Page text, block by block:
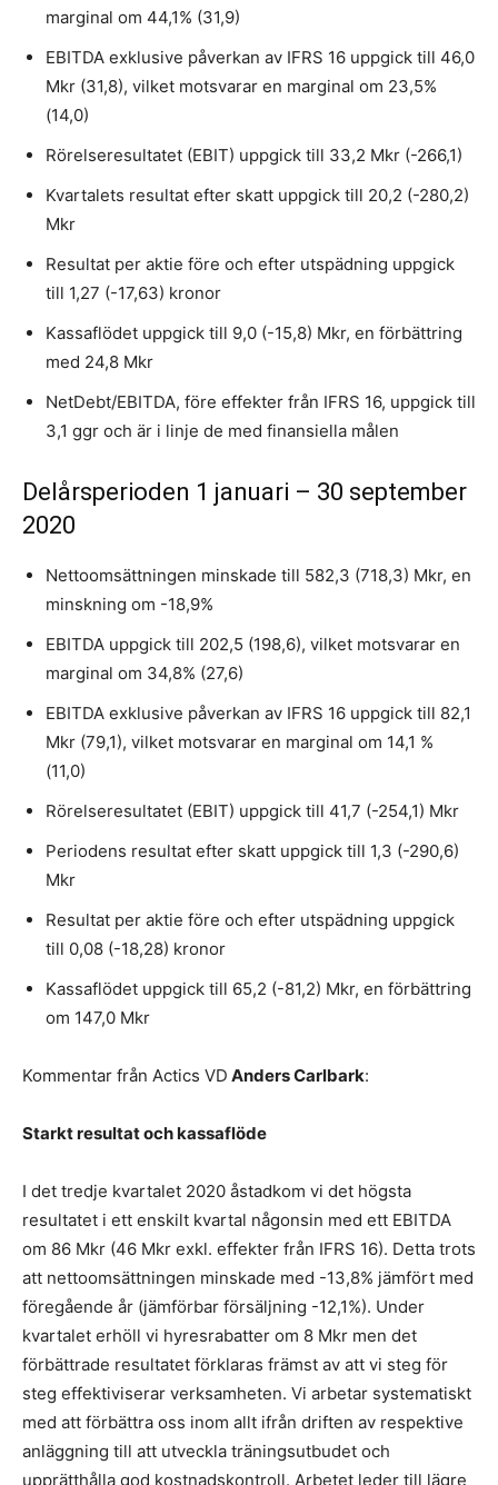
marginal om 44,1% (31,9)
EBITDA exklusive påverkan av IFRS 16 uppgick till 46,0
Mkr (31,8), vilket motsvarar en marginal om 23,5%
(14,0)
Rörelseresultatet (EBIT) uppgick till 33,2 Mkr (-266,1)
Kvartalets resultat efter skatt uppgick till 20,2 (-280,2)
Mkr
Resultat per aktie före och efter utspädning uppgick
till 1,27 (-17,63) kronor
Kassaflödet uppgick till 9,0 (-15,8) Mkr, en förbättring
med 24,8 Mkr
NetDebt/EBITDA, före effekter från IFRS 16, uppgick till
3,1 ggr och är i linje de med finansiella målen
Delårsperioden 1 januari – 30 september
2020
Nettoomsättningen minskade till 582,3 (718,3) Mkr, en
minskning om -18,9%
EBITDA uppgick till 202,5 (198,6), vilket motsvarar en
marginal om 34,8% (27,6)
EBITDA exklusive påverkan av IFRS 16 uppgick till 82,1
Mkr (79,1), vilket motsvarar en marginal om 14,1 %
(11,0)
Rörelseresultatet (EBIT) uppgick till 41,7 (-254,1) Mkr
Periodens resultat efter skatt uppgick till 1,3 (-290,6)
Mkr
Resultat per aktie före och efter utspädning uppgick
till 0,08 (-18,28) kronor
Kassaflödet uppgick till 65,2 (-81,2) Mkr, en förbättring
om 147,0 Mkr
Kommentar från Actics VD Anders Carlbark:
Starkt resultat och kassaflöde
I det tredje kvartalet 2020 åstadkom vi det högsta
resultatet i ett enskilt kvartal någonsin med ett EBITDA
om 86 Mkr (46 Mkr exkl. effekter från IFRS 16). Detta trots
att nettoomsättningen minskade med -13,8% jämfört med
föregående år (jämförbar försäljning -12,1%). Under
kvartalet erhöll vi hyresrabatter om 8 Mkr men det
förbättrade resultatet förklaras främst av att vi steg för
steg effektiviserar verksamheten. Vi arbetar systematiskt
med att förbättra oss inom allt ifrån driften av respektive
anläggning till att utveckla träningsutbudet och
upprätthålla god kostnadskontroll. Arbetet leder till lägre